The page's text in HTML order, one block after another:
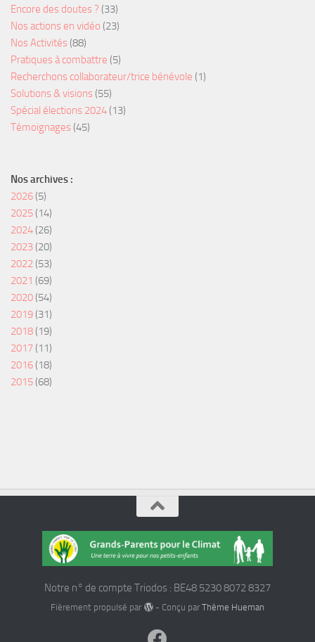
Encore des doutes ? (33)
Nos actions en vidéo (23)
Nos Activités (88)
Pratiques à combattre (5)
Recherchons collaborateur/trice bénévole (1)
Solutions & visions (55)
Spécial élections 2024 (13)
Témoignages (45)
Nos archives :
2026 (5)
2025 (14)
2024 (26)
2023 (20)
2022 (53)
2021 (69)
2020 (54)
2019 (31)
2018 (19)
2017 (11)
2016 (18)
2015 (68)
Notre n° de compte Triodos : BE48 5230 8072 8327
Fièrement propulsé par - Conçu par Thème Hueman